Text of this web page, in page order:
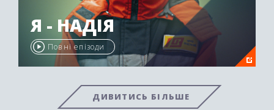
Я - НАДІЯ
Повні епізоди
ДИВИТИСЬ БІЛЬШЕ